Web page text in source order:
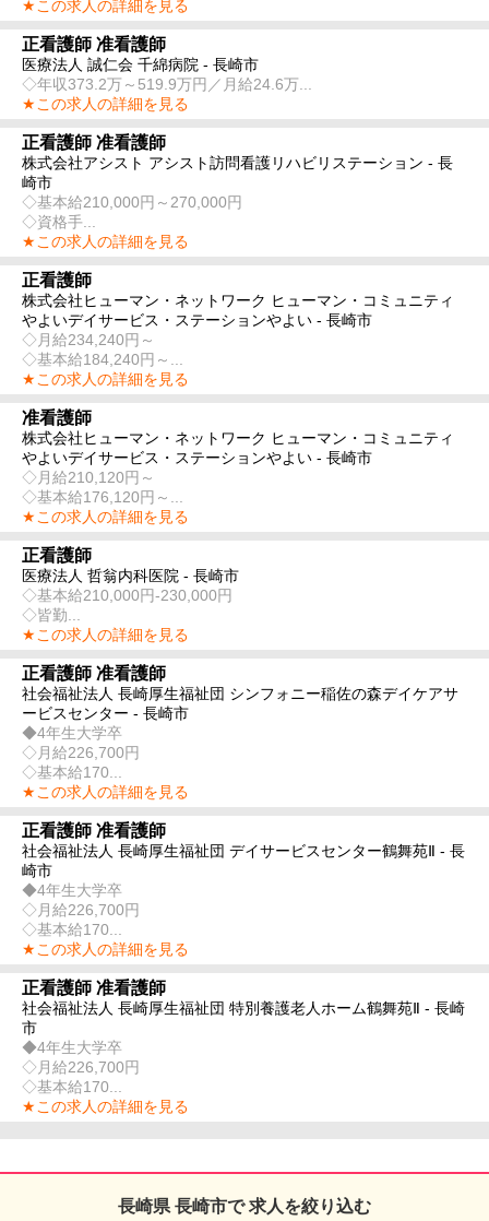
★この求人の詳細を見る
正看護師 准看護師
医療法人 誠仁会 千綿病院 - 長崎市
◇年収373.2万～519.9万円／月給24.6万...
★この求人の詳細を見る
正看護師 准看護師
株式会社アシスト アシスト訪問看護リハビリステーション - 長
崎市
◇基本給210,000円～270,000円
◇資格手...
★この求人の詳細を見る
正看護師
株式会社ヒューマン・ネットワーク ヒューマン・コミュニティ
やよいデイサービス・ステーションやよい - 長崎市
◇月給234,240円～
◇基本給184,240円～...
★この求人の詳細を見る
准看護師
株式会社ヒューマン・ネットワーク ヒューマン・コミュニティ
やよいデイサービス・ステーションやよい - 長崎市
◇月給210,120円～
◇基本給176,120円～...
★この求人の詳細を見る
正看護師
医療法人 哲翁内科医院 - 長崎市
◇基本給210,000円-230,000円
◇皆勤...
★この求人の詳細を見る
正看護師 准看護師
社会福祉法人 長崎厚生福祉団 シンフォニー稲佐の森デイケアサ
ービスセンター - 長崎市
◆4年生大学卒
◇月給226,700円
◇基本給170...
★この求人の詳細を見る
正看護師 准看護師
社会福祉法人 長崎厚生福祉団 デイサービスセンター鶴舞苑Ⅱ - 長
崎市
◆4年生大学卒
◇月給226,700円
◇基本給170...
★この求人の詳細を見る
正看護師 准看護師
社会福祉法人 長崎厚生福祉団 特別養護老人ホーム鶴舞苑Ⅱ - 長崎
市
◆4年生大学卒
◇月給226,700円
◇基本給170...
★この求人の詳細を見る
長崎県 長崎市で 求人を絞り込む